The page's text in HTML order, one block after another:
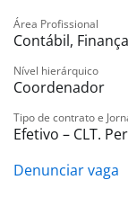
Desejável
Benefícios:
-. Assistência
-. Vale
-. PLR
Área Profissional
Contábil,
Nível hierárquico
Coordenador
Tipo de contrato e
Efetivo – CLT.
Denunciar vaga